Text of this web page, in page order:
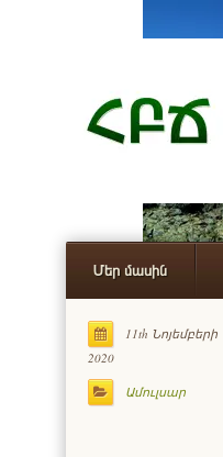
Մեր մասին
11th Նոյեմբերի
2020
Ամուլսար